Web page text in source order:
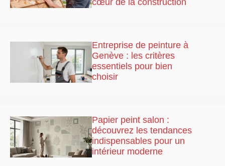
Entreprise de peinture à
Genève : les critères
essentiels pour bien
choisir
Papier peint salon :
découvrez les tendances
indispensables pour un
intérieur moderne